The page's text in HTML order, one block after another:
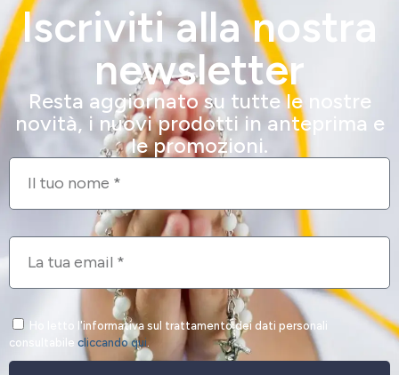
Iscriviti alla nostra
newsletter
Resta aggiornato su tutte le nostre
novità, i nuovi prodotti in anteprima e
le promozioni.
Ho letto l'informativa sul trattamento dei dati personali
consultabile cliccando qui.